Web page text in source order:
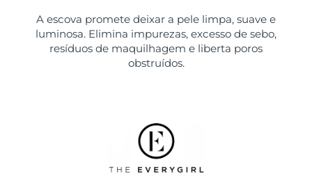
A escova promete deixar a pele limpa, suave e
luminosa. Elimina impurezas, excesso de sebo,
resíduos de maquilhagem e liberta poros
obstruídos.